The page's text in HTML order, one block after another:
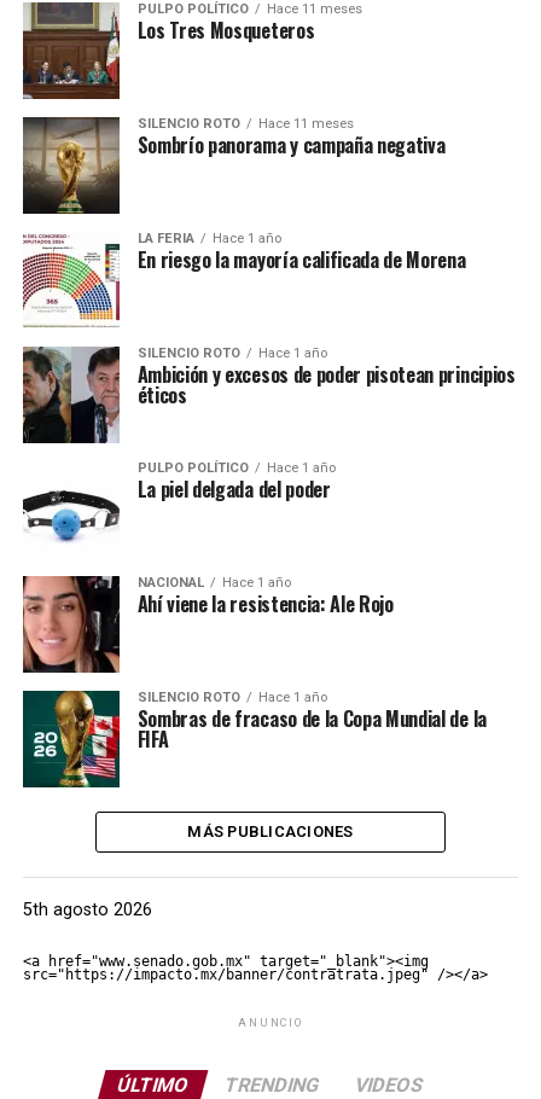
PULPO POLÍTICO Hace 11 meses
Los Tres Mosqueteros
SILENCIO ROTO Hace 11 meses
Sombrío panorama y campaña negativa
LA FERIA Hace 1 año
En riesgo la mayoría calificada de Morena
SILENCIO ROTO Hace 1 año
Ambición y excesos de poder pisotean principios
éticos
PULPO POLÍTICO Hace 1 año
La piel delgada del poder
NACIONAL Hace 1 año
Ahí viene la resistencia: Ale Rojo
SILENCIO ROTO Hace 1 año
Sombras de fracaso de la Copa Mundial de la
FIFA
MÁS PUBLICACIONES
5th agosto 2026
<a href="www.senado.gob.mx" target="_blank"><img
src="https://impacto.mx/banner/contratrata.jpeg" /></a>
ANUNCIO
ÚLTIMO TRENDING VIDEOS